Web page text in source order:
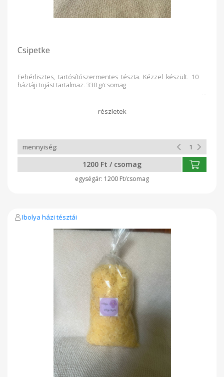
Csipetke
Fehérlisztes, tartósítószermentes tészta. Kézzel készült. 10
háztáji tojást tartalmaz. 330 g/csomag
1200 Ft / csomag
1200 Ft/csomag
Ibolya házi tésztái